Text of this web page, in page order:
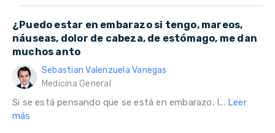
¿Puedo estar en embarazo si tengo, mareos,
náuseas, dolor de cabeza, de estómago, me dan
muchos anto
Sebastian Valenzuela Vanegas
Medicina General
Si se está pensando que se está en embarazo, l... Leer
más